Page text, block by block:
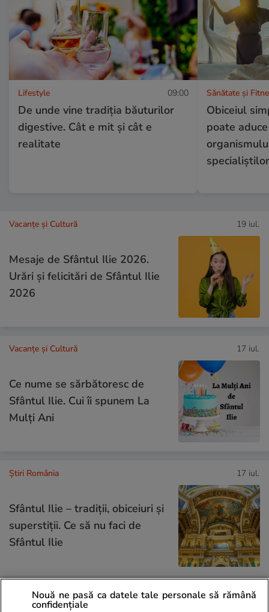
Lifestyle 09:00
De unde vine tradiția băuturilor
digestive. Cât e mit și cât e
realitate
Sănătate și
Obiceiul
poate
specialiștilor
Vacanțe și Cultură 19 iul.
Mesaje de Sfântul Ilie 2026.
Urări și felicitări de Sfântul Ilie
2026
Vacanțe și Cultură 17 iul.
Ce nume se sărbătoresc de
Sfântul Ilie. Cui îi spunem La
Mulți Ani
Știri România 17 iul.
Sfântul Ilie – tradiții, obiceiuri și
superstiții. Ce să nu faci de
Sfântul Ilie
Lifestyle 18 iul.
Nouă ne pasă ca datele tale personale să rămână
confidențiale